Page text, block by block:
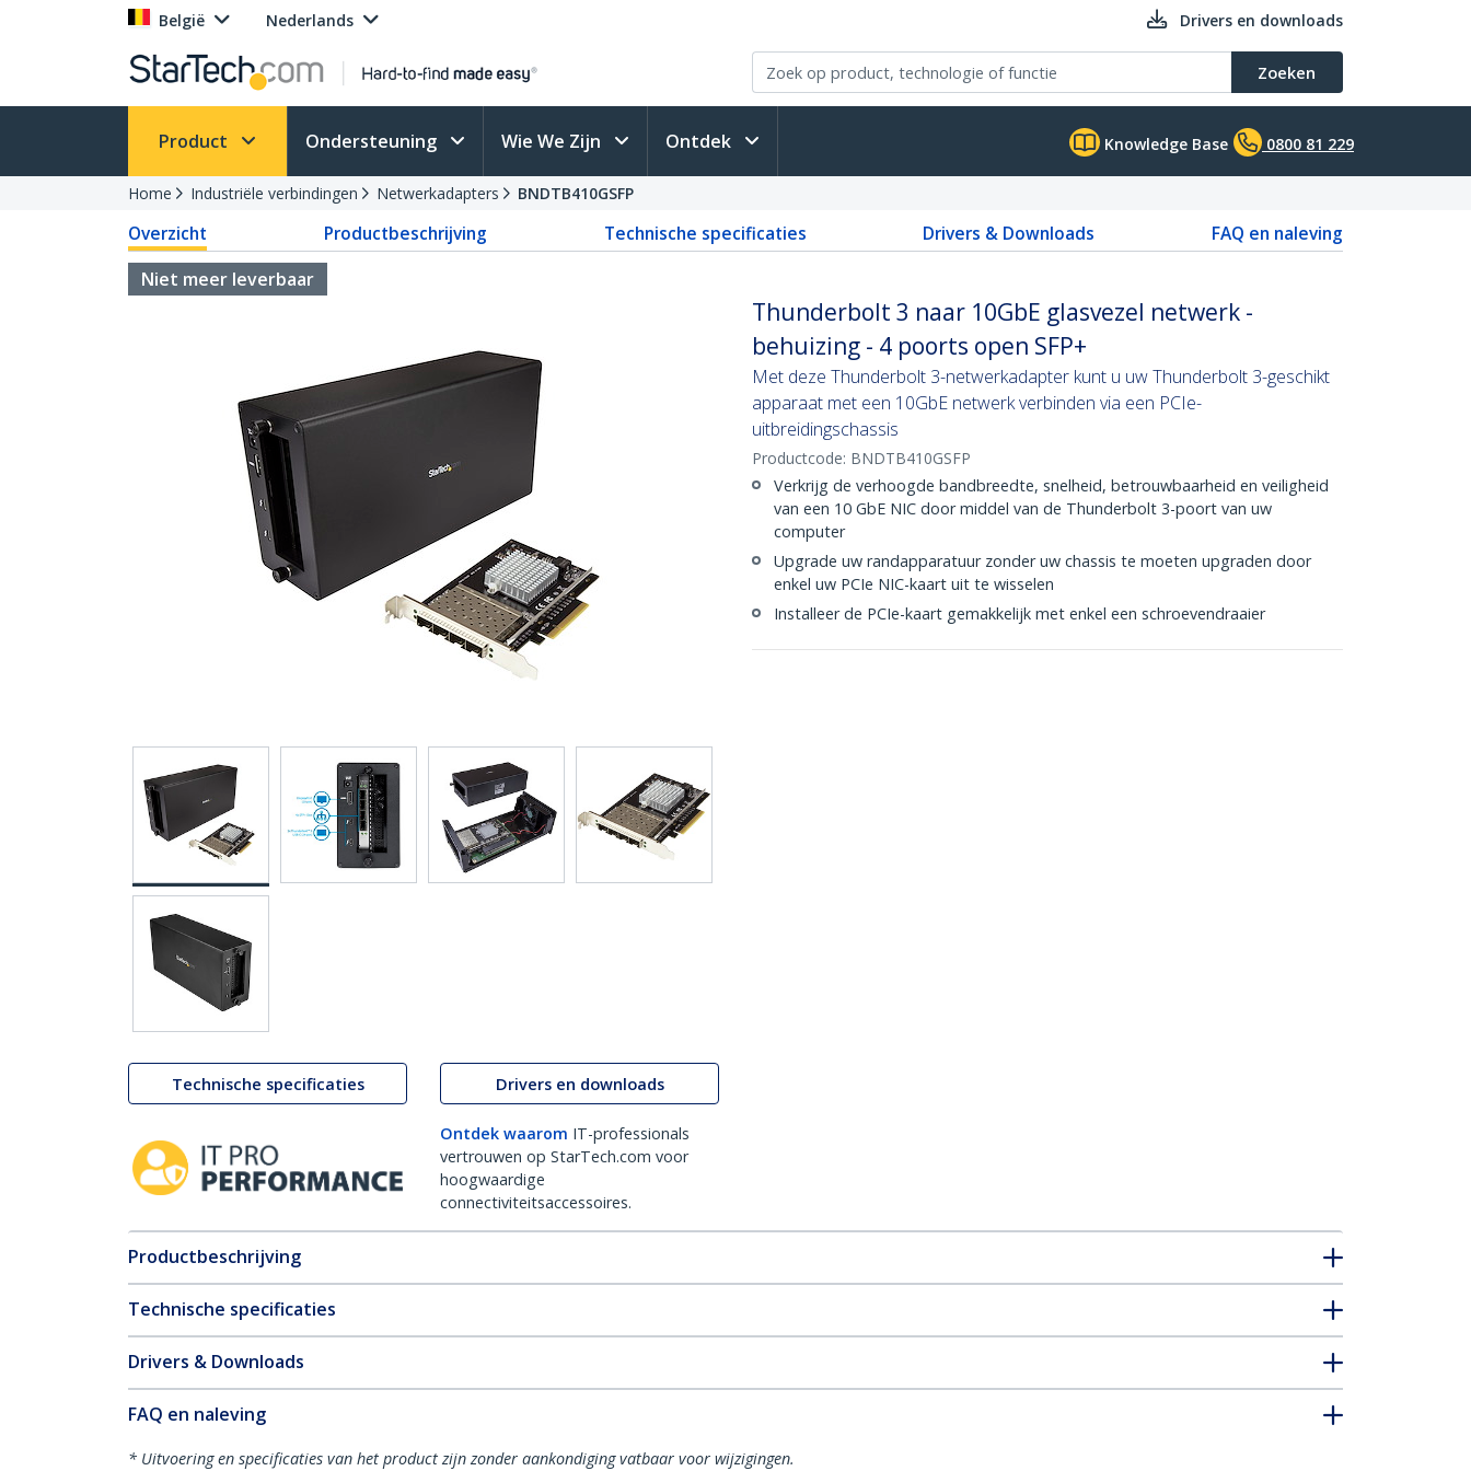
België Nederlands Drivers en downloads
Zoeken
Product Ondersteuning Wie We Zijn Ontdek Knowledge Base 0800 81 229
Home Industriële verbindingen Netwerkadapters BNDTB410GSFP
Overzicht Productbeschrijving Technische specificaties Drivers & Downloads
FAQ en naleving
Niet meer leverbaar
Technische specificaties Drivers en downloads
Ontdek waarom IT-professionals
vertrouwen op StarTech.com voor
hoogwaardige
connectiviteitsaccessoires.
Thunderbolt 3 naar 10GbE glasvezel netwerk -
behuizing - 4 poorts open SFP+
Met deze Thunderbolt 3-netwerkadapter kunt u uw Thunderbolt 3-geschikt
apparaat met een 10GbE netwerk verbinden via een PCIe-
uitbreidingschassis
Productcode: BNDTB410GSFP
Verkrijg de verhoogde bandbreedte, snelheid, betrouwbaarheid en veiligheid
van een 10 GbE NIC door middel van de Thunderbolt 3-poort van uw
computer
Upgrade uw randapparatuur zonder uw chassis te moeten upgraden door
enkel uw PCIe NIC-kaart uit te wisselen
Installeer de PCIe-kaart gemakkelijk met enkel een schroevendraaier
Productbeschrijving
Technische specificaties
Drivers & Downloads
FAQ en naleving
* Uitvoering en specificaties van het product zijn zonder aankondiging vatbaar voor wijzigingen.